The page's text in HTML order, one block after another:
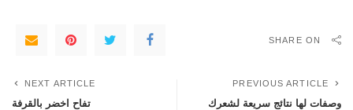
SHARE ON
PREVIOUS ARTICLE
وصفات لها نتائج سريعة لشعرك
NEXT ARTICLE
تفاح اخضر بالقرفة